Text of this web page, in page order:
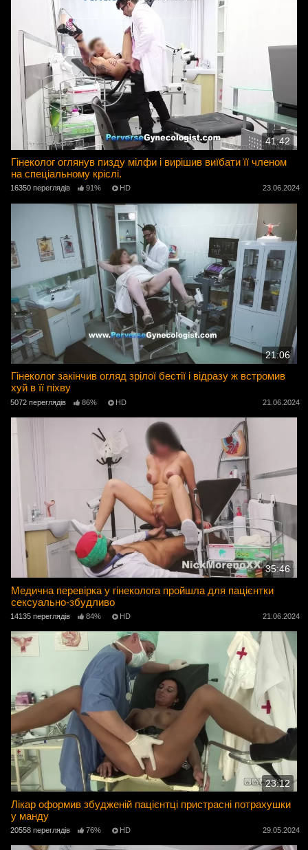
41:42
Гінеколог оглянув пизду мілфи і вирішив виїбати її членом
на спеціальному кріслі.
16350 переглядів 91% HD 23.06.2024
21:06
Гінеколог закінчив огляд зрілої бестії і відразу ж встромив
хуй в її піхву
5072 переглядів 86% HD 21.06.2024
35:46
Медична перевірка у гінеколога пройшла для пацієнтки
сексуально-збудливо
14135 переглядів 84% HD 21.06.2024
23:12
Лікар оформив збудженій пацієнтці пристрасні потрахушки
у манду
20558 переглядів 76% HD 29.05.2024